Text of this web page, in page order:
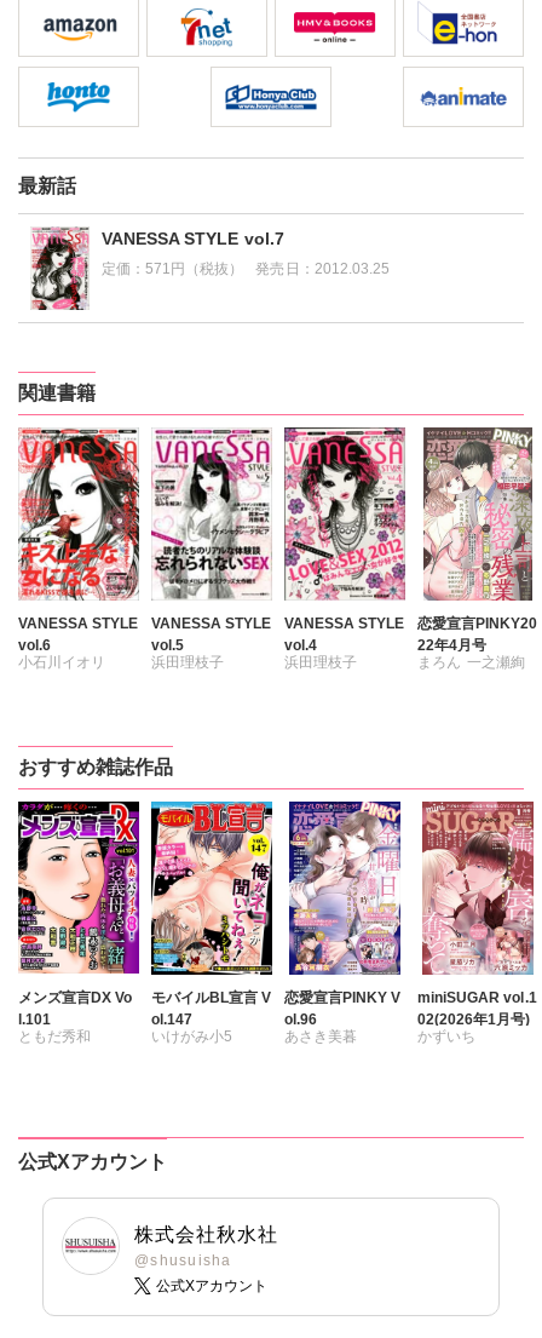
最新話
VANESSA STYLE vol.7
定価：571円（税抜） 発売日： 2012.03.25
関連書籍
VANESSA STYLE
vol.6
小石川イオリ
VANESSA STYLE
vol.5
浜田理枝子
VANESSA STYLE
vol.4
浜田理枝子
恋愛宣言PINKY20
22年4月号
まろん 一之瀬絢
神奈アズミ
相田早智子
知葉サナガ
冬野由乃
望月蜜桃
妹尾美穂
蜜蜂アヤ
Three-Leaf
小村あゆみ
おすすめ雑誌作品
メンズ宣言DX Vo
l.101
ともだ秀和
北野健一
葉月かずお
杏咲モラル
モバイルBL宣言 V
ol.147
いけがみ小5
恋愛宣言PINKY V
ol.96
あさき美暮
水瀬友美
長谷河樹衣
miniSUGAR vol.1
02(2026年1月号)
かずいち
小田三月
さくら蒼
公式Xアカウント
株式会社秋水社
@shusuisha
公式Xアカウント